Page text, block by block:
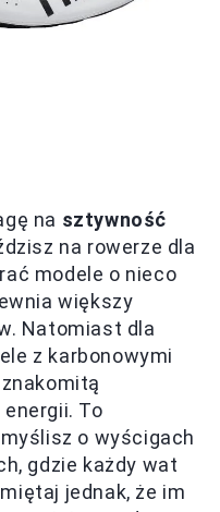
na sztywność
na rowerze dla
modele o nieco
większy
Natomiast dla
z karbonowymi
To
o wyścigach
gdzie każdy wat
jednak, że im